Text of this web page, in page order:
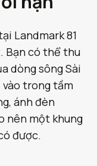
Landmark 81
Bạn có thể thu
dòng sông Sài
vào trong tầm
ánh đèn
nên một khung
được.